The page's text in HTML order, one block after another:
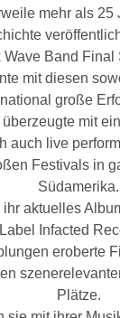
mehr als
Wave Band
mit diesen
große
mit
auch live
Festivals in
Südamerika.
aktuelles
Infacted
eroberte
Plätze.